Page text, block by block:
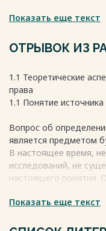
административное
власти, устанавливая
понимаются нормы
административно-
Весь текст будет
Показать еще текст
ОТРЫВОК ИЗ
1.1 Теоретические
права
1.1 Понятие
Вопрос об
является предметом
В настоящее время,
исследований, не
настоящего понятия.
административного
многообразных
Показать еще текст